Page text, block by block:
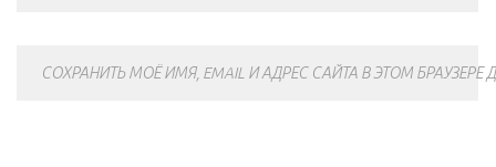
СОХРАНИТЬ МОЁ ИМЯ, EMAIL И АДРЕС САЙТА В ЭТОМ